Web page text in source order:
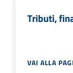
Tributi,
VAI ALLA